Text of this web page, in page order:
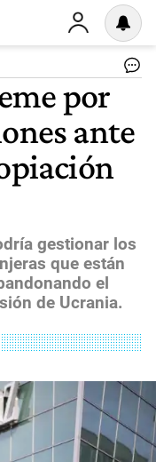
por
ante
gestionar los
que están
el
de Ucrania.